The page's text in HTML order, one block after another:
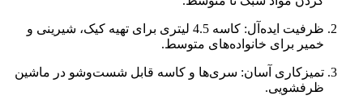
ظرفیت ایده‌آل: کاسه 4.5 لیتری برای تهیه کیک، شیرینی و
خمیر برای خانواده‌های متوسط.
تمیزکاری آسان: سری‌ها و کاسه قابل شست‌وشو در ماشین
ظرفشویی.